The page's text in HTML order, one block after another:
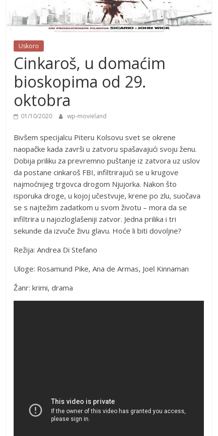
Uskoro
Cinkaroš, u domaćim
bioskopima od 29.
oktobra
01/10/2020 wp-movieland
Bivšem specijalcu Piteru Kolsovu svet se okrene
naopačke kada završi u zatvoru spašavajući svoju ženu.
Dobija priliku za prevremno puštanje iz zatvora uz uslov
da postane cinkaroš FBI, infiltrirajući se u krugove
najmoćnijeg trgovca drogom Njujorka. Nakon što
isporuka droge, u kojoj učestvuje, krene po zlu, suočava
se s najtežim zadatkom u svom životu – mora da se
infiltrira u najozloglašeniji zatvor. Jedna prilika i tri
sekunde da izvuče živu glavu. Hoće li biti dovoljne?
Režija: Andrea Di Stefano
Uloge: Rosamund Pike, Ana de Armas, Joel Kinnaman
Žanr: krimi, drama